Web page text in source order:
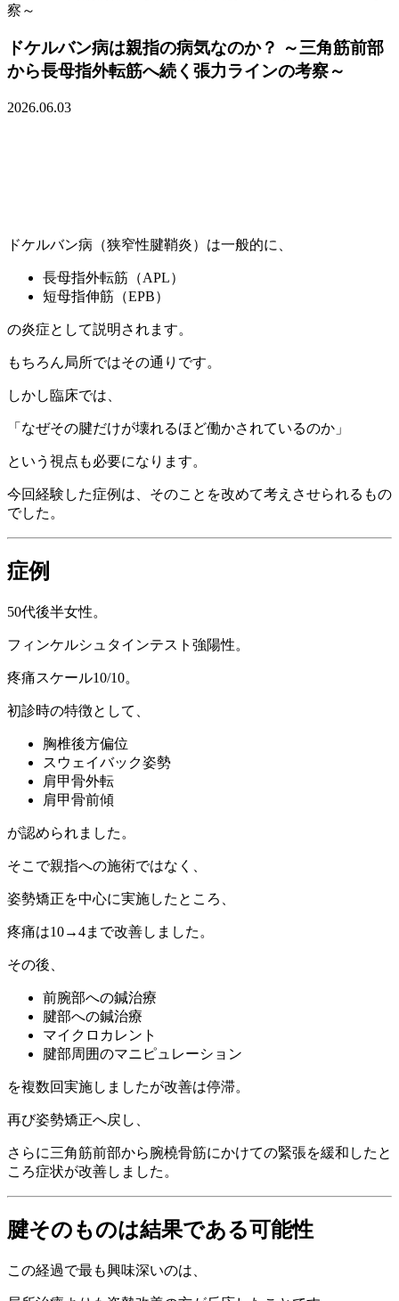
察～
ドケルバン病は親指の病気なのか？ ～三角筋前部
から長母指外転筋へ続く張力ラインの考察～
2026.06.03
ドケルバン病（狭窄性腱鞘炎）は一般的に、
長母指外転筋（APL）
短母指伸筋（EPB）
の炎症として説明されます。
もちろん局所ではその通りです。
しかし臨床では、
「なぜその腱だけが壊れるほど働かされているのか」
という視点も必要になります。
今回経験した症例は、そのことを改めて考えさせられるもの
でした。
症例
50代後半女性。
フィンケルシュタインテスト強陽性。
疼痛スケール10/10。
初診時の特徴として、
胸椎後方偏位
スウェイバック姿勢
肩甲骨外転
肩甲骨前傾
が認められました。
そこで親指への施術ではなく、
姿勢矯正を中心に実施したところ、
疼痛は10→4まで改善しました。
その後、
前腕部への鍼治療
腱部への鍼治療
マイクロカレント
腱部周囲のマニピュレーション
を複数回実施しましたが改善は停滞。
再び姿勢矯正へ戻し、
さらに三角筋前部から腕橈骨筋にかけての緊張を緩和したと
ころ症状が改善しました。
腱そのものは結果である可能性
この経過で最も興味深いのは、